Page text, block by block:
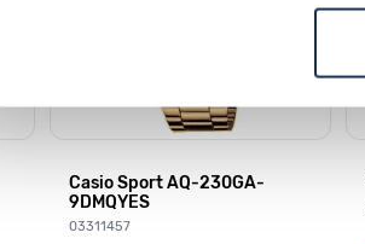
Casio Sport AQ-230GA-
9DMQYES
03311457